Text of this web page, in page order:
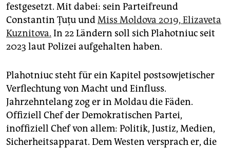
festgesetzt. Mit dabei: sein Parteifreund
Constantin Țuțu undMiss Moldova 2019, Elizaveta
Kuznitova. In 22 Ländern soll sich Plahotniuc seit
2023 laut Polizei aufgehalten haben.
Plahotniuc steht für ein Kapitel postsowjetischer
Verflechtung von Macht und Einfluss.
Jahrzehntelang zog er in Moldau die Fäden.
Offiziell Chef der Demokratischen Partei,
inoffiziell Chef von allem: Politik, Justiz, Medien,
Sicherheitsapparat. Dem Westen versprach er, die